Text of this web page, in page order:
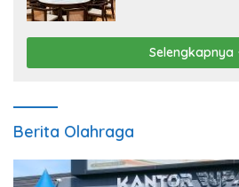
Selengkapnya
Berita Olahraga